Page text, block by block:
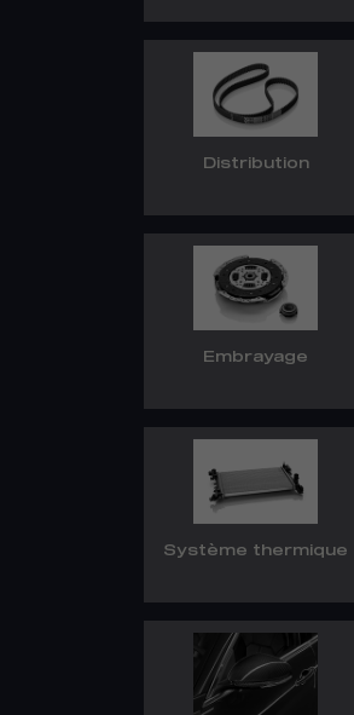
Distribution
Embrayage
Système thermique